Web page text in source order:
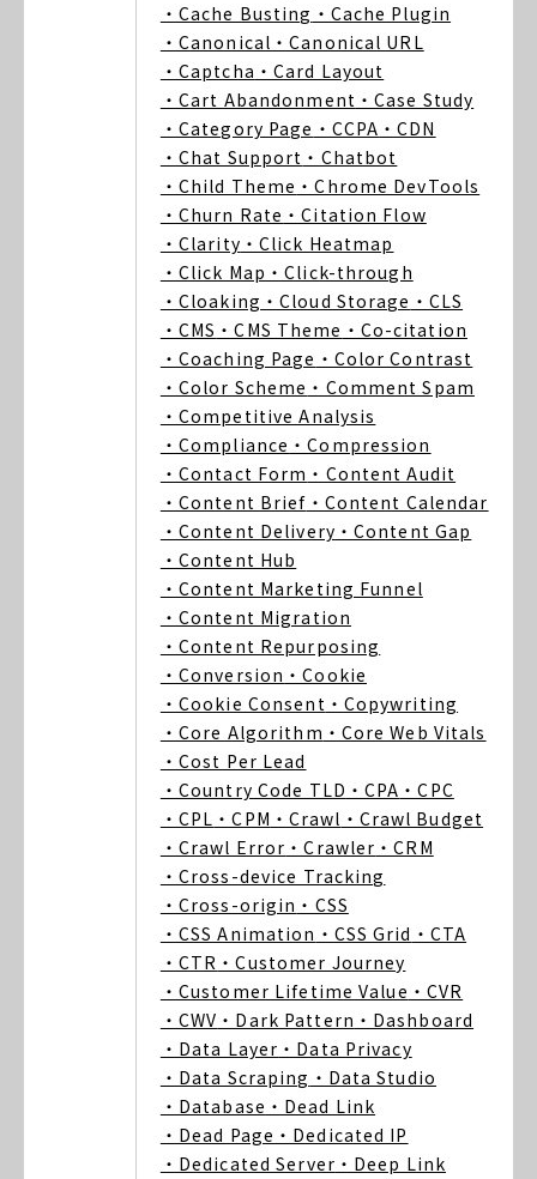
・Cache Busting ・Cache Plugin
・Canonical ・Canonical URL
・Captcha ・Card Layout
・Cart Abandonment ・Case Study
・Category Page ・CCPA ・CDN
・Chat Support ・Chatbot
・Child Theme ・Chrome DevTools
・Churn Rate ・Citation Flow
・Clarity ・Click Heatmap
・Click Map ・Click-through
・Cloaking ・Cloud Storage ・CLS
・CMS ・CMS Theme ・Co-citation
・Coaching Page ・Color Contrast
・Color Scheme ・Comment Spam
・Competitive Analysis
・Compliance ・Compression
・Contact Form ・Content Audit
・Content Brief ・Content Calendar
・Content Delivery ・Content Gap
・Content Hub
・Content Marketing Funnel
・Content Migration
・Content Repurposing
・Conversion ・Cookie
・Cookie Consent ・Copywriting
・Core Algorithm ・Core Web Vitals
・Cost Per Lead
・Country Code TLD ・CPA ・CPC
・CPL ・CPM ・Crawl ・Crawl Budget
・Crawl Error ・Crawler ・CRM
・Cross-device Tracking
・Cross-origin ・CSS
・CSS Animation ・CSS Grid ・CTA
・CTR ・Customer Journey
・Customer Lifetime Value ・CVR
・CWV ・Dark Pattern ・Dashboard
・Data Layer ・Data Privacy
・Data Scraping ・Data Studio
・Database ・Dead Link
・Dead Page ・Dedicated IP
・Dedicated Server ・Deep Link